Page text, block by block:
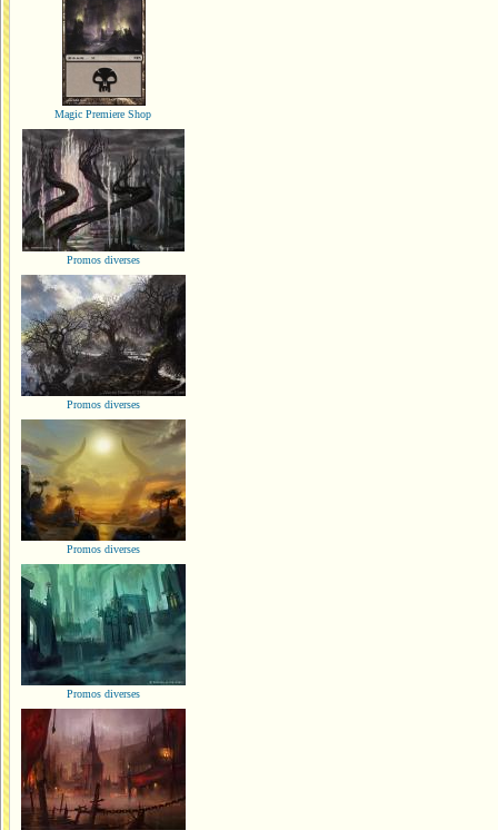
Magic Premiere Shop
Promos diverses
Promos diverses
Promos diverses
Promos diverses